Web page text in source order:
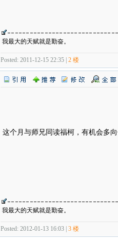
我最大的天赋就是勤奋。
Posted: 2011-12-15 22:35 | 2 楼
这个月与师兄同读福柯，有机会多
我最大的天赋就是勤奋。
Posted: 2012-01-13 16:03 | 3 楼